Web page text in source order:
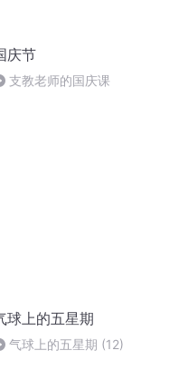
庆节
支教老师的国庆课
球上的五星期
气球上的五星期 (12)